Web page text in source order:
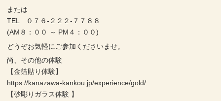
または
TEL ０７６-２２２-７７８８
(AM８：００ ～ PM４：００)
どうぞお気軽にご参加くださいませ。
尚、その他の体験
【金箔貼り体験】
https://kanazawa-kankou.jp/experience/gold/
【砂彫りガラス体験 】